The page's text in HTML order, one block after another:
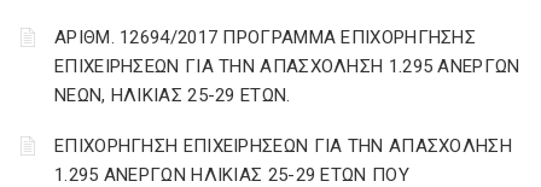
ΑΡΙΘΜ. 12694/2017 ΠΡΟΓΡΑΜΜΑ ΕΠΙΧΟΡΗΓΗΣΗΣ
ΕΠΙΧΕΙΡΗΣΕΩΝ ΓΙΑ ΤΗΝ ΑΠΑΣΧΟΛΗΣΗ 1.295 ΑΝΕΡΓΩΝ
ΝΕΩΝ, ΗΛΙΚΙΑΣ 25-29 ΕΤΩΝ.
ΕΠΙΧΟΡΗΓΗΣΗ ΕΠΙΧΕΙΡΗΣΕΩΝ ΓΙΑ ΤΗΝ ΑΠΑΣΧΟΛΗΣΗ
1.295 ΑΝΕΡΓΩΝ ΗΛΙΚΙΑΣ 25-29 ΕΤΩΝ ΠΟΥ